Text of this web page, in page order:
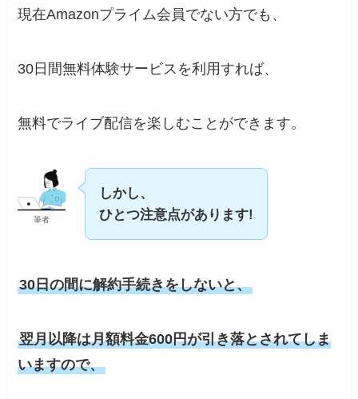
現在Amazonプライム会員でない方でも、
30日間無料体験サービスを利用すれば、
無料でライブ配信を楽しむことができます。
筆者
しかし、
ひとつ注意点があります!
30日の間に解約手続きをしないと、
翌月以降は月額料金600円が引き落とされてしま
いますので、